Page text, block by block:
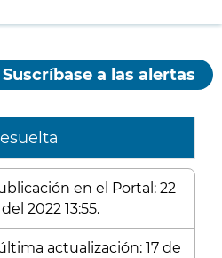
Suscríbase a las alertas
en el Portal: 22
2022 13:55.
actualización: 17 de